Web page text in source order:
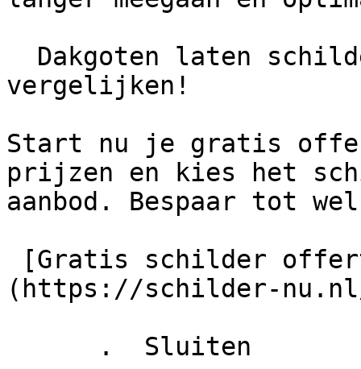
vergelijken!
Start nu je gratis
prijzen en kies het
aanbod. Bespaar tot wel
(https://schilder-